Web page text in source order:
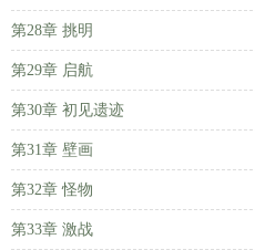
第28章 挑明
第29章 启航
第30章 初见遗迹
第31章 壁画
第32章 怪物
第33章 激战